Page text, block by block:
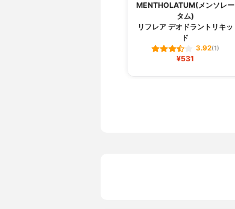
MENTHOLATUM(メンソレー
タム)
リフレア デオドラントリキッ
ド
3.92(1)
¥531